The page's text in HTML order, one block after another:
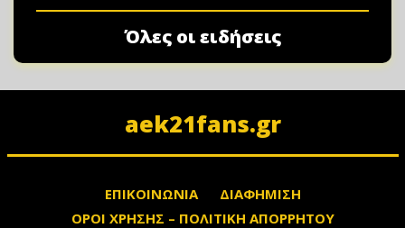
Όλες οι ειδήσεις
aek21fans.gr
ΕΠΙΚΟΙΝΩΝΙΑ
ΔΙΑΦΗΜΙΣΗ
ΟΡΟΙ ΧΡΗΣΗΣ – ΠΟΛΙΤΙΚΗ ΑΠΟΡΡΗΤΟΥ